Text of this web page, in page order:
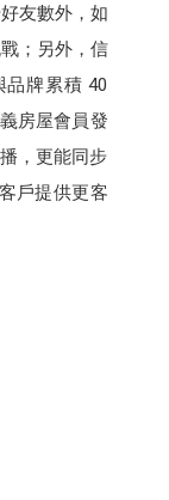
友數外，如
；另外，信
品牌累積 40
房屋會員發
，更能同步
戶提供更客